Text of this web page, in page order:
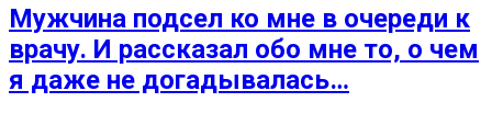
Мужчина подсел ко мне в очереди к
врачу. И рассказал обо мне то, о чем
я даже не догадывалась…